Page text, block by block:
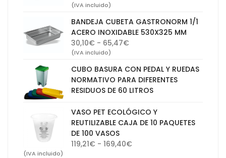
desde
20,97€
hasta
(IVA incluido)
BANDEJA CUBETA GASTRONORM 1/1
ACERO INOXIDABLE 530X325 MM
30,10€ - 65,47€Rango
desde
30,10€
hasta
65,47€
(IVA incluido)
CUBO BASURA CON PEDAL Y RUEDAS
NORMATIVO PARA DIFERENTES
RESIDUOS DE 60 LITROS
VASO PET ECOLÓGICO Y
REUTILIZABLE CAJA DE 10 PAQUETES
DE 100 VASOS
119,21€ - 169,40€Rango
(IVA incluido)